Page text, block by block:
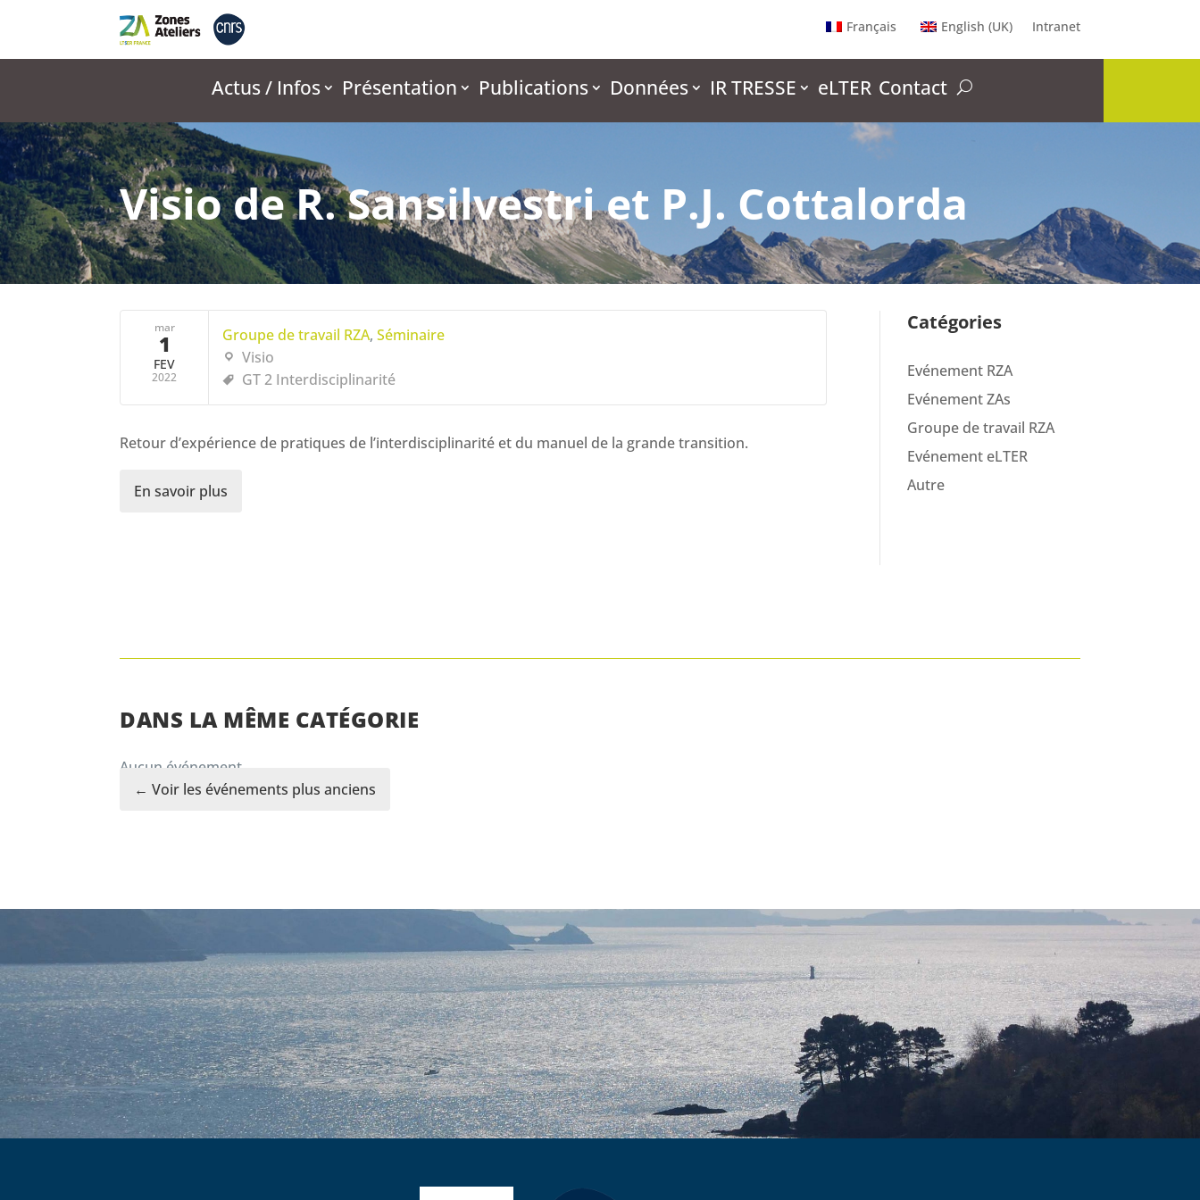
Français English (UK) Intranet
Actus / Infos Présentation Publications Données IR TRESSE eLTER Contact
Visio de R. Sansilvestri et P.J. Cottalorda
mar
1
FEV
2022
Groupe de travail RZA,Séminaire
Visio
GT 2 Interdisciplinarité
Retour d’expérience de pratiques de l’interdisciplinarité et du manuel de la grande transition.
En savoir plus
Catégories
Evénement RZA
Evénement ZAs
Groupe de travail RZA
Evénement eLTER
Autre
DANS LA MÊME CATÉGORIE
Aucun événement.
← Voir les événements plus anciens